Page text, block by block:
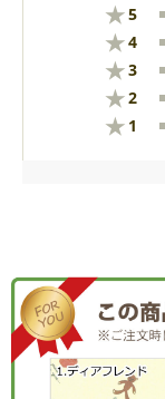
★5
★4
★3
★2
★ 1